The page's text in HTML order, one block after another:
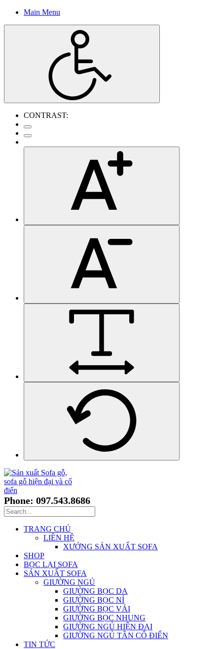
Main Menu
CONTRAST:
Phone: 097.543.8686
TRANG CHỦ
LIÊN HỆ
XƯỞNG SẢN XUẤT SOFA
SHOP
BỌC LẠI SOFA
SẢN XUẤT SOFA
GIƯỜNG NGỦ
GIƯỜNG BỌC DA
GIƯỜNG BỌC NỈ
GIƯỜNG BỌC VẢI
GIƯỜNG BỌC NHUNG
GIƯỜNG NGỦ HIỆN ĐẠI
GIƯỜNG NGỦ TÂN CỔ ĐIỂN
TIN TỨC